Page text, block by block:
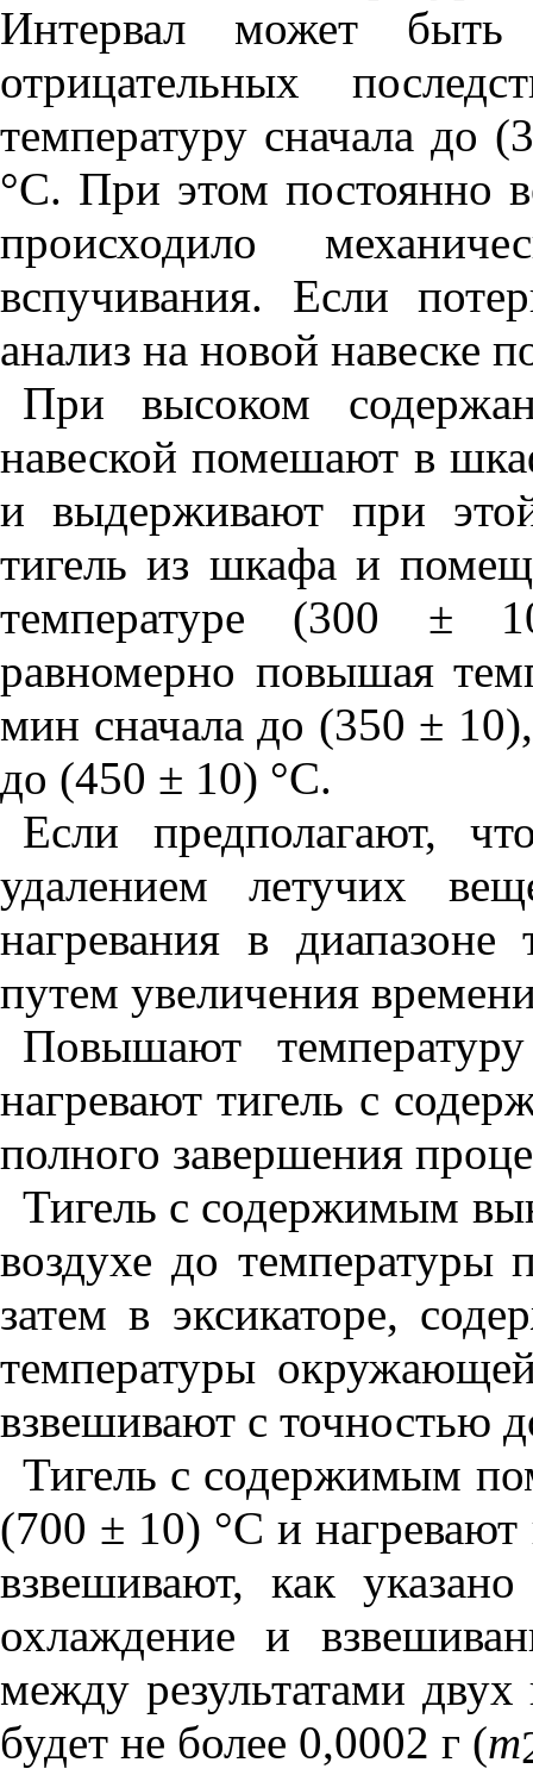
Интервал может
отрицательных
температуру сначала до
°С. При этом постоянно
происходило
вспучивания. Если
анализ на новой навеске
При высоком
навеской помешают в
и выдерживают при
тигель из шкафа и
температуре (300 ±
равномерно повышая
мин сначала до (350 ±
до (450 ± 10) °С.
Если предполагают,
удалением летучих
нагревания в
путем увеличения
Повышают
нагревают тигель с
полного завершения
Тигель с содержимым
воздухе до температуры
затем в эксикаторе,
температуры
взвешивают с точностью
Тигель с содержимым
(700 ± 10) °С и
взвешивают, как
охлаждение и
между результатами
будет не более 0,0002 г (m